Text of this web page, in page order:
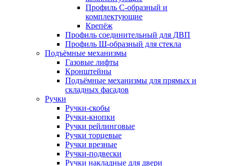
Профиль C-образный и
комплектующие
Крепёж
Профиль соединительный для ДВП
Профиль Ш-образный для стекла
Подъёмные механизмы
Газовые лифты
Кронштейны
Подъёмные механизмы для прямых и
складных фасадов
Ручки
Ручки-скобы
Ручки-кнопки
Ручки рейлинговые
Ручки торцевые
Ручки врезные
Ручки-подвески
Ручки накладные для двери